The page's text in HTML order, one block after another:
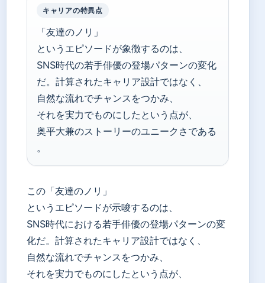
キャリアの特異点
「友達のノリ」
というエピソードが象徴するのは、
SNS時代の若手俳優の登場パターンの変化
だ。計算されたキャリア設計ではなく、
自然な流れでチャンスをつかみ、
それを実力でものにしたという点が、
奥平大兼のストーリーのユニークさである
。
この「友達のノリ」
というエピソードが示唆するのは、
SNS時代における若手俳優の登場パターンの変
化だ。計算されたキャリア設計ではなく、
自然な流れでチャンスをつかみ、
それを実力でものにしたという点が、